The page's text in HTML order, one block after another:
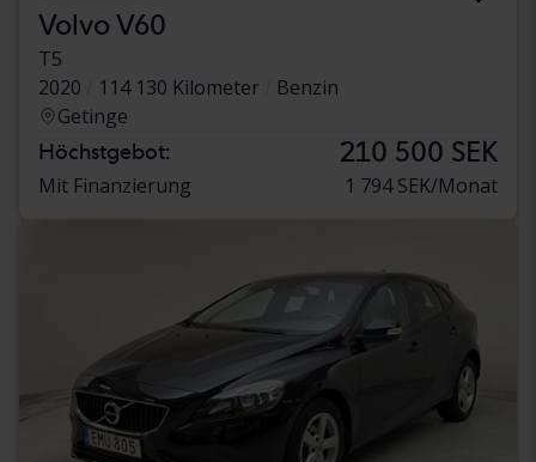
Volvo V60
T5
2020
114 130 Kilometer
Benzin
Getinge
Höchstgebot: 210 500 SEK
Mit Finanzierung 1 794 SEK/Monat